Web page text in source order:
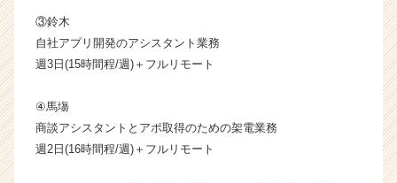
e
r）
③鈴木
自社アプリ開発のアシスタント業務
週3日(15時間程/週)＋フルリモート
④馬塲
商談アシスタントとアポ取得のための架電業務
週2日(16時間程/週)＋フルリモート